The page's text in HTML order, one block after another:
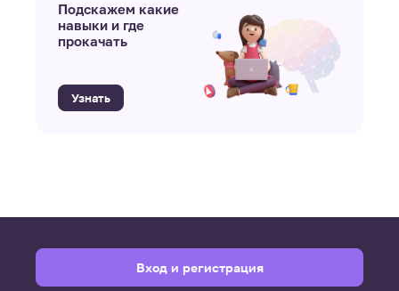
Подскажем какие
навыки и где
прокачать
Узнать
Вход и регистрация